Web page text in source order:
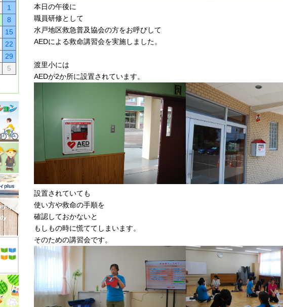
1
8
15
22
29
5
本日の午後に
職員研修として
水戸地区救急普及協会の方をお呼びして
AEDによる救命講習会を実施しました。
渡里小には
AEDが2か所に設置されています。
設置されていても
使い方や救命の手順を
確認しておかないと
もしもの時に慌ててしまいます。
そのための講習会です。